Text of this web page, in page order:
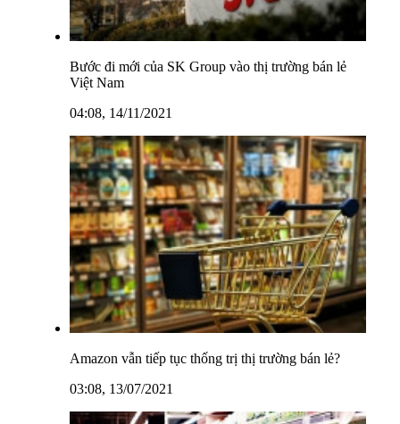
Bước đi mới của SK Group vào thị trường bán lẻ
Việt Nam
04:08, 14/11/2021
Amazon vẫn tiếp tục thống trị thị trường bán lẻ?
03:08, 13/07/2021